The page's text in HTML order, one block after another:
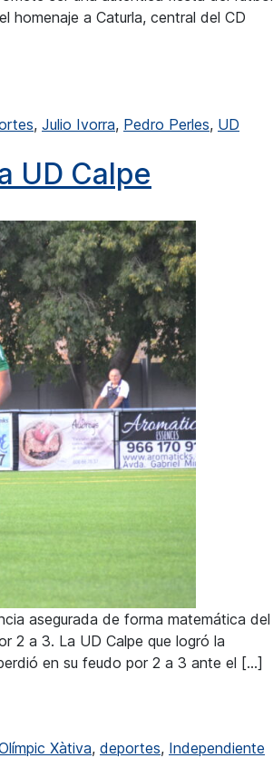
homenaje a Caturla, central del CD
, Julio Ivorra, Pedro Perles, UD
UD Calpe
asegurada de forma matemática del
2 a 3. La UD Calpe que logró la
en su feudo por 2 a 3 ante el […]
Xàtiva, deportes, Independiente